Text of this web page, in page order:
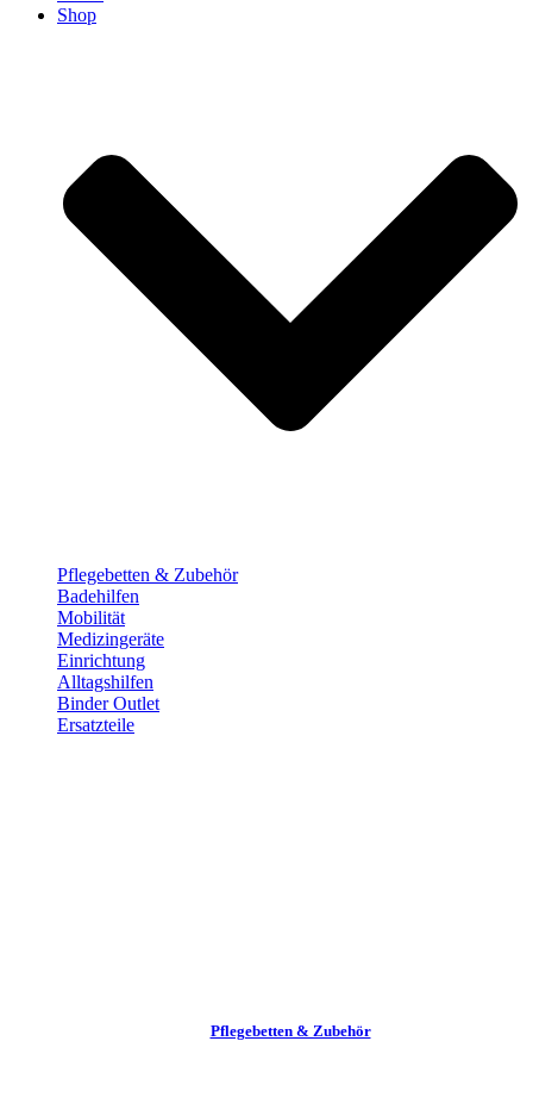
Shop
Pflege­betten & Zubehör
Badehilfen
Mobilität
Medizingeräte
Einrichtung
Alltags­hilfen
Binder Outlet
Ersatzteile
Pflege­betten & Zubehör